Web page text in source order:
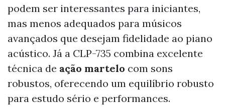
podem ser interessantes para iniciantes,
mas menos adequados para músicos
avançados que desejam fidelidade ao piano
acústico. Já a CLP-735 combina excelente
técnica de ação martelo com sons
robustos, oferecendo um equilíbrio robusto
para estudo sério e performances.